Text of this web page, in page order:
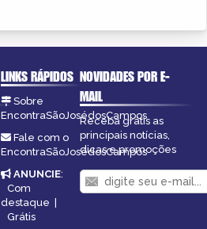
LINKS RÁPIDOS
Sobre
EncontraSãoJosédosCampos
Fale com o
EncontraSãoJosédosCampos
ANUNCIE:
Com
destaque |
Grátis
NOVIDADES POR E-
MAIL
Receba grátis as
principais notícias,
dicas e promoções